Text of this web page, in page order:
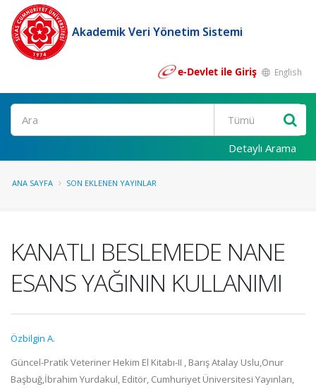
Akademik Veri Yönetim Sistemi
e-Devlet ile Giriş English
Ara
Detaylı Arama
ANA SAYFA SON EKLENEN YAYINLAR
KANATLI BESLEMEDE NANE
ESANS YAĞININ KULLANIMI
Özbilgin A.
Güncel-Pratik Veteriner Hekim El Kitabı-II , Barış Atalay Uslu,Onur
Başbuğ,İbrahim Yurdakul, Editör, Cumhuriyet Üniversitesi Yayınları,